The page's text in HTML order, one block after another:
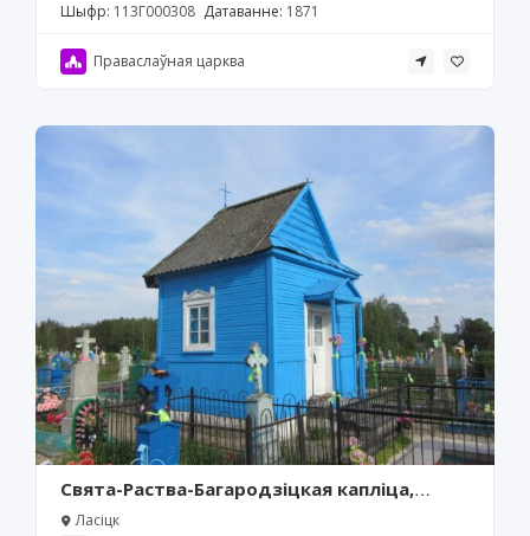
Шыфр: 113Г000308 Датаванне: 1871
Праваслаўная царква
Свята-Раства-Багародзіцкая капліца,
Ласіцк
Ласіцк